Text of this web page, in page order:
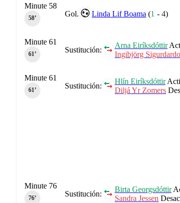
Gol. Linda Lif Boama (1 -4)
Minute 58
58‎’‎
Sustitución:
Arna Eiríksdóttir
Ingibjörg
Minute 61
61‎’‎
Sustitución:
Hlín Eiríksdóttir
Diljá Yr Zomers
Minute 61
61‎’‎
Sustitución:
Birta Georgsdóttir
Sandra Jessen
Minute 76
76‎’‎